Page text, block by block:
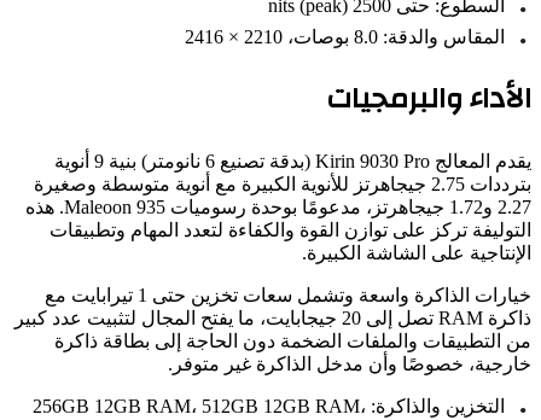
السطوع: حتى 2500 nits (peak)
المقاس والدقة: 8.0 بوصات، 2210 × 2416
والبرمجيات
يقدم المعالج Kirin 9030 Pro (بدقة تصنيع 6 نانومتر) بنية 9 أنوية
بترددات 2.75 جيجاهرتز للأنوية الكبيرة مع أنوية متوسطة وصغيرة
2.27 و1.72 جيجاهرتز، مدعومًا بوحدة رسوميات Maleoon 935. هذه
تركز على توازن القوة والكفاءة لتعدد المهام وتطبيقات
على الشاشة الكبيرة.
خيارات الذاكرة واسعة وتشمل سعات تخزين حتى 1 تيرابايت مع
ذاكرة RAM تصل إلى 20 جيجابايت، ما يفتح المجال لتثبيت عدد كبير
التطبيقات والملفات الضخمة دون الحاجة إلى بطاقة ذاكرة
خصوصًا وأن مدخل الذاكرة غير متوفر.
التخزين والذاكرة: 256GB 12GB RAM، 512GB 12GB RAM،